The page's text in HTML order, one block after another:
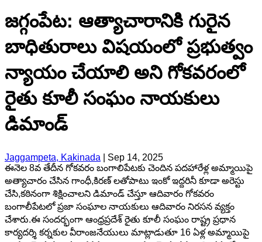
జగ్గంపేట: ఆత్యాచారానికి గురైన
బాధితురాలు విషయంలో ప్రభుత్వం
న్యాయం చేయాలి అని గోకవరంలో
రైతు కూలీ సంఘం నాయకులు
డిమాండ్
Jaggampeta, Kakinada
Sep 14, 2025
ఈనెల 8వ తేదీన గోకవరం బంగాలిపేటకు చెందిన పదహారేళ్ల అమ్మాయిపై
అత్యాచారం చేసిన గాంధీ,కిరణ్ లతోపాటు ఇంకో ఇద్దరినీ కూడా అరెస్టు
చేసి,కఠినంగా శిక్షించాలని డిమాండ్ చేస్తూ ఆదివారం గోకవరం
బంగాలీపేటలో ప్రజా సంఘాల నాయకులు ఆదివారం నిరసన వ్యక్తం
చేశారు.ఈ సందర్భంగా ఆంధ్రప్రదేశ్ రైతు కూలీ సంఘం రాష్ట్ర ప్రధాన
కార్యదర్శి కర్నకుల వీరాంజనేయులు మాట్లాడుతూ 16 ఏళ్ల అమ్మాయిపై